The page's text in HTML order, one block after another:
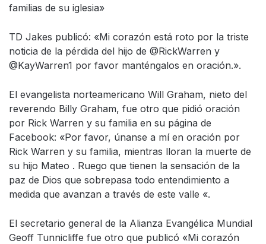
familias de su iglesia»
TD Jakes publicó: «Mi corazón está roto por la triste
noticia de la pérdida del hijo de @RickWarren y
@KayWarren1 por favor manténgalos en oración.».
El evangelista norteamericano Will Graham, nieto del
reverendo Billy Graham, fue otro que pidió oración
por Rick Warren y su familia en su página de
Facebook: «Por favor, únanse a mí en oración por
Rick Warren y su familia, mientras lloran la muerte de
su hijo Mateo . Ruego que tienen la sensación de la
paz de Dios que sobrepasa todo entendimiento a
medida que avanzan a través de este valle «.
El secretario general de la Alianza Evangélica Mundial
Geoff Tunnicliffe fue otro que publicó «Mi corazón